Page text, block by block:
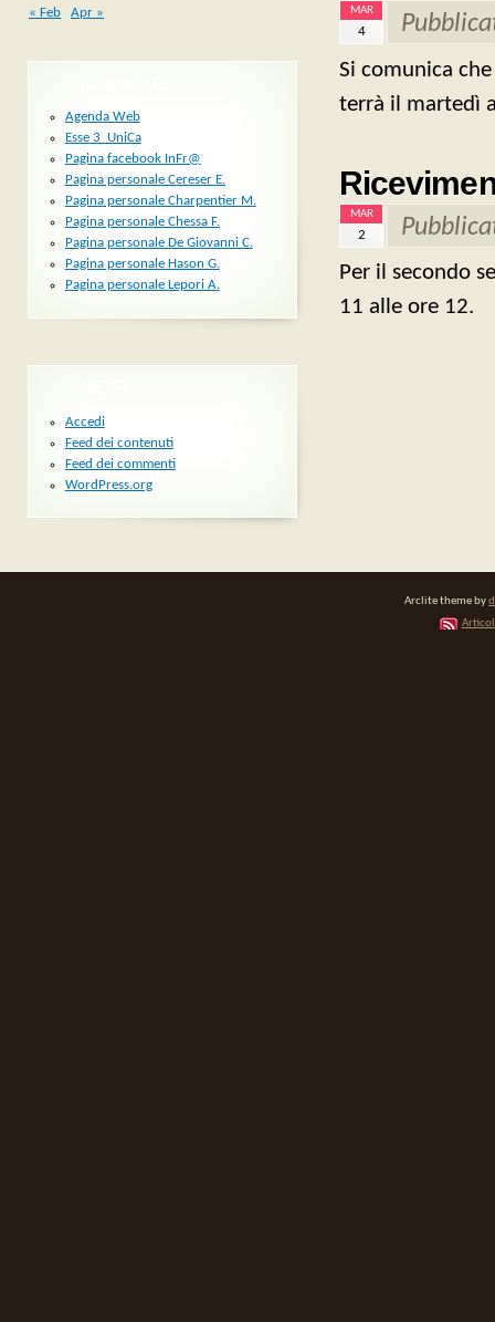
MAR
4
Si comunica
terrà il martedì
MAR
2
Per il secondo
11 alle ore 12.
« Feb Apr »
Agenda Web
Esse 3_UniCa
Pagina facebook InFr@
Pagina personale Cereser E.
Pagina personale Charpentier M.
Pagina personale Chessa F.
Pagina personale De Giovanni C.
Pagina personale Hason G.
Pagina personale Lepori A.
Accedi
Feed dei contenuti
Feed dei commenti
WordPress.org
Arclite theme by